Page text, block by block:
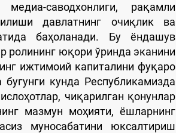
саводхонлиги, рақамли
давлатнинг очиқлик ва
баҳоланади. Бу ёндашув
юқори ўринда эканини
ижтимоий капиталини фуқаро
кунда Республикамизда
чиқарилган қонунлар
мазмун моҳияти, ёшларнинг
муносабатини юксалтириш